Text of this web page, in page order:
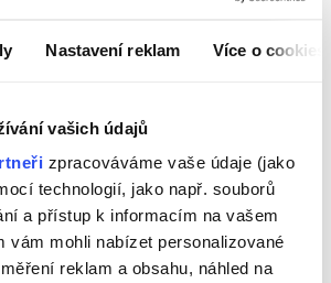
Nastavení reklam Více o cookies
vašich údajů
zpracováváme vaše údaje (jako
technologií, jako např. souborů
a přístup k informacím na vašem
vám mohli nabízet personalizované
reklam a obsahu, náhled na
izchp.cz
II/322 Černá za Bory – Dašice
II/312 na D35 MÚK Vysoké Mýto –